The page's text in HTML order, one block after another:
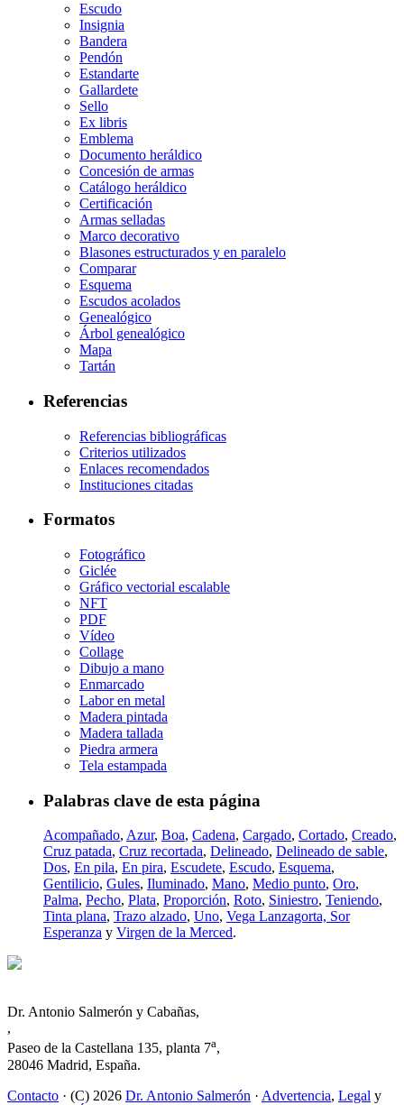
Escudo
Insignia
Bandera
Pendón
Estandarte
Gallardete
Sello
Ex libris
Emblema
Documento heráldico
Concesión de armas
Catálogo heráldico
Certificación
Armas selladas
Marco decorativo
Blasones estructurados y en paralelo
Comparar
Esquema
Escudos acolados
Genealógico
Árbol genealógico
Mapa
Tartán
Referencias
Referencias bibliográficas
Criterios utilizados
Enlaces recomendados
Instituciones citadas
Formatos
Fotográfico
Giclée
Gráfico vectorial escalable
NFT
PDF
Vídeo
Collage
Dibujo a mano
Enmarcado
Labor en metal
Madera pintada
Madera tallada
Piedra armera
Tela estampada
Palabras clave de esta página
Acompañado, Azur, Boa, Cadena, Cargado, Cortado, Creado,
Cruz patada, Cruz recortada, Delineado, Delineado de sable,
Dos, En pila, En pira, Escudete, Escudo, Esquema,
Gentilicio, Gules, Iluminado, Mano, Medio punto, Oro,
Palma, Pecho, Plata, Proporción, Roto, Siniestro, Teniendo,
Tinta plana, Trazo alzado, Uno, Vega Lanzagorta, Sor
Esperanza y Virgen de la Merced.
Dr. Antonio Salmerón y Cabañas,
,
Paseo de la Castellana 135, planta 7a,
28046 Madrid, España.
Contacto · (C) 2026 Dr. Antonio Salmerón · Advertencia, Legal y